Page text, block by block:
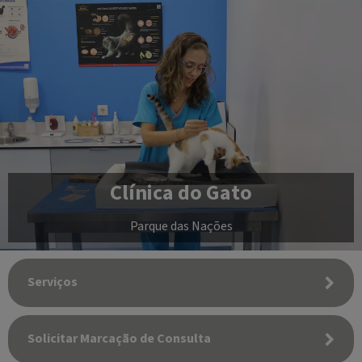
Clínica do Gato
Parque das Nações
Serviços
Solicitar Marcação de Consulta